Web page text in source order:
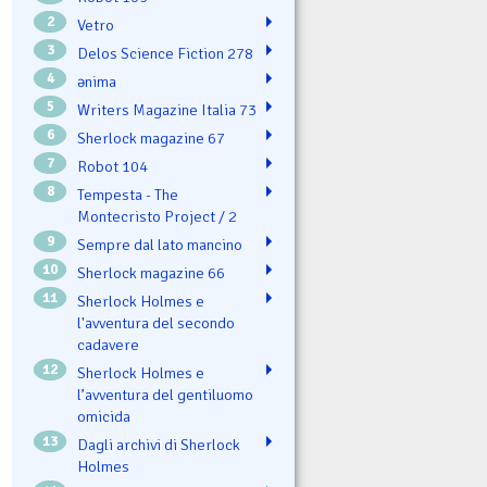
2 Vetro
3 Delos Science Fiction 278
4 ənima
5 Writers Magazine Italia 73
6 Sherlock magazine 67
7 Robot 104
8
Tempesta - The
Montecristo Project / 2
9 Sempre dal lato mancino
10 Sherlock magazine 66
11
Sherlock Holmes e
l'avventura del secondo
cadavere
12
Sherlock Holmes e
l’avventura del gentiluomo
omicida
13
Dagli archivi di Sherlock
Holmes